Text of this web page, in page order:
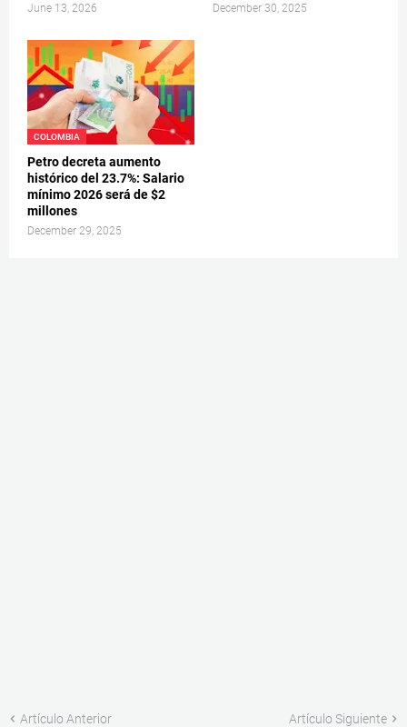
June 13, 2026 December 30, 2025
COLOMBIA
Petro decreta aumento
histórico del 23.7%: Salario
mínimo 2026 será de $2
millones
December 29, 2025
Artículo Anterior Artículo Siguiente